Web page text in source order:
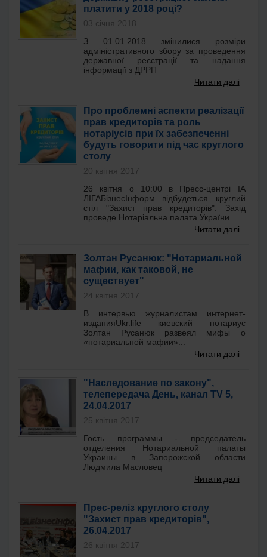
платити у 2018 році?
03 січня 2018
З 01.01.2018 змінилися розміри
адміністративного збору за проведення
державної реєстрації та надання
інформації з ДРРП
Читати далі
Про проблемні аспекти реалізації
прав кредиторів та роль
нотаріусів при їх забезпеченні
будуть говорити під час круглого
столу
20 квітня 2017
26 квітня о 10:00 в Пресс-центрі ІА
ЛІГАБізнесІнформ відбудеться круглий
стіл "Захист прав кредиторів". Захід
проведе Нотаріальна палата України.
Читати далі
Золтан Русанюк: "Нотариальной
мафии, как таковой, не
существует"
24 квітня 2017
В интервью журналистам интернет-
изданияUkr.life киевский нотариус
Золтан Русанюк развеял мифы о
«нотариальной мафии»...
Читати далі
"Наследование по закону",
телепередача День, канал TV 5,
24.04.2017
25 квітня 2017
Гость программы - председатель
отделения Нотариальной палаты
Украины в Запорожской области
Людмила Масловец
Читати далі
Прес-реліз круглого столу
"Захист прав кредиторів",
26.04.2017
26 квітня 2017